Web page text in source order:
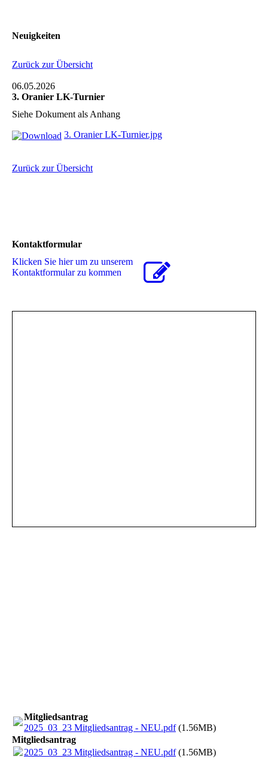
Neuigkeiten
Zurück zur Übersicht
06.05.2026
3. Oranier LK-Turnier
Siehe Dokument als Anhang
3. Oranier LK-Turnier.jpg
Zurück zur Übersicht
Kontaktformular
Klicken Sie hier um zu unserem
Kon­takt­for­mu­lar zu kommen
Mitgliedsantrag
2025_03_23 Mitgliedsantrag - NEU.pdf(1.56MB)
Mitgliedsantrag
2025_03_23 Mitgliedsantrag - NEU.pdf(1.56MB)